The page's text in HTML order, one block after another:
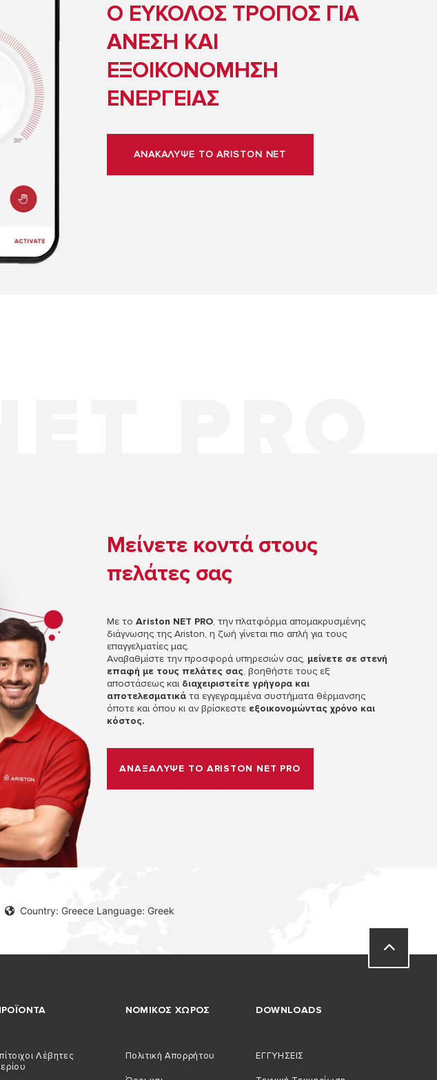
Ο ΕΥΚΟΛΟΣ ΤΡΟΠΟΣ ΓΙΑ
ΑΝΕΣΗ ΚΑΙ
ΕΞΟΙΚΟΝΟΜΗΣΗ
ΕΝΕΡΓΕΙΑΣ
ΑΝΑΚΑΛΥΨΕ ΤΟ ARISTON NET
Μείνετε κοντά στους
πελάτες σας
Με το Ariston NET PRO, την πλατφόρμα απομακρυσμένης
διάγνωσης της Ariston, η ζωή γίνεται πιο απλή για τους
επαγγελματίες μας.
Αναβαθμίστε την προσφορά υπηρεσιών σας, μείνετε σε στενή
επαφή με τους πελάτες σας, βοηθήστε τους εξ
αποστάσεως και διαχειριστείτε γρήγορα και
αποτελεσματικάτα εγγεγραμμένα συστήματα θέρμανσης
όποτε και όπου κι αν βρίσκεστε εξοικονομώντας χρόνο και
κόστος.
ΑΝΑΞΑΛΥΨΕ ΤΟ ARISTON NET PRO
Country: Greece Language: Greek
Λέβητες
ΝΟΜΙΚΟΣ ΧΩΡΟΣ
Πολιτική Απορρήτου
DOWNLOADS
ΕΓΓΥΗΣΕΙΣ